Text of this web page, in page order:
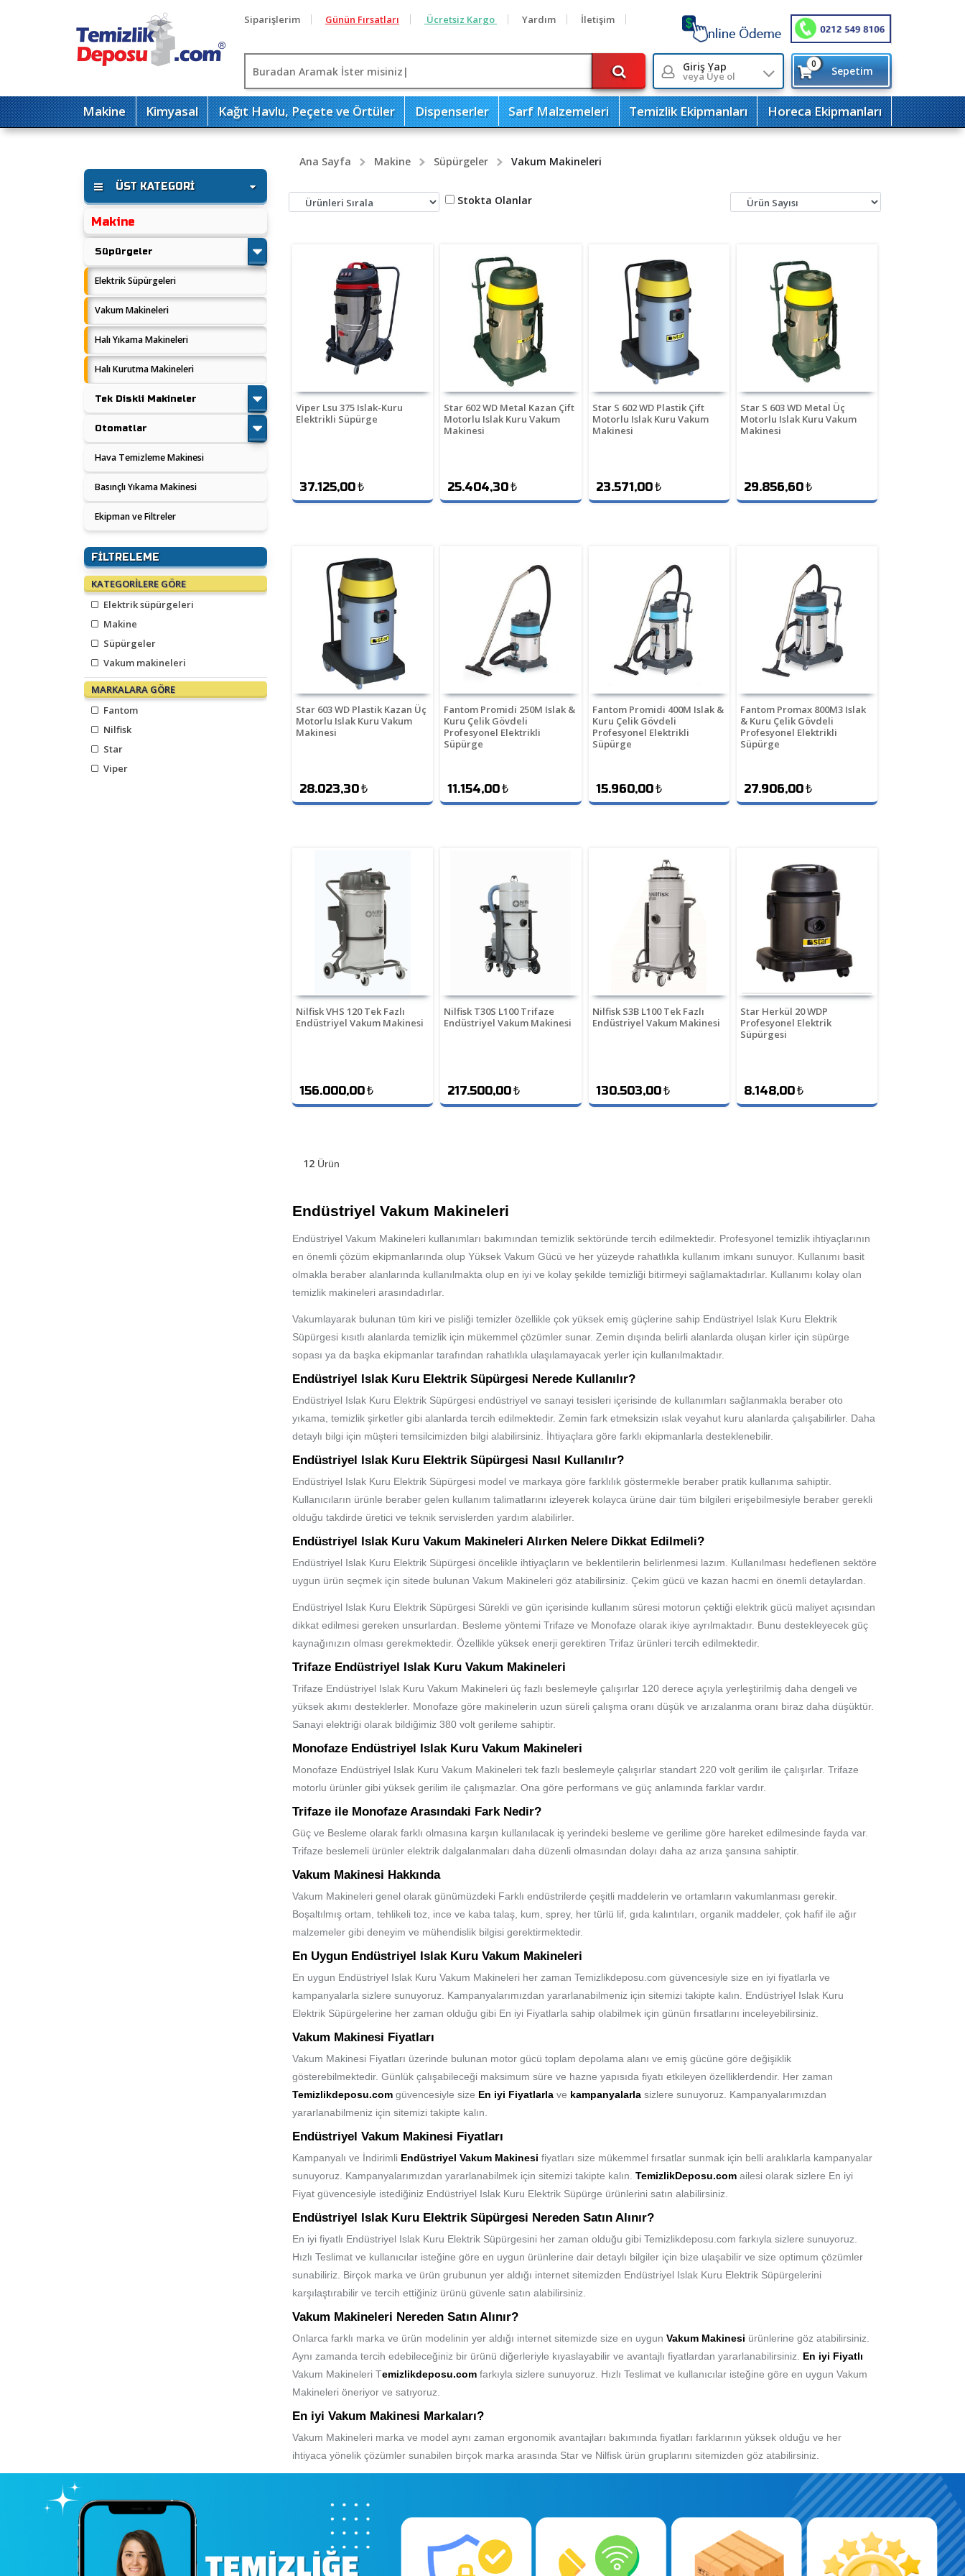
Siparişlerim Günün Fırsatları Ücretsiz Kargo Yardım İletişim
Giriş Yap
veya Üye ol Sepetim
0
Makine Kimyasal Kağıt Havlu, Peçete ve Örtüler Dispenserler Sarf Malzemeleri Temizlik Ekipmanları Horeca Ekipmanları
ÜST KATEGORI
Makine
Süpürgeler
Elektrik Süpürgeleri
Vakum Makineleri
Halı Yıkama Makineleri
Halı Kurutma Makineleri
Tek Diskli Makineler
Otomatlar
Hava Temizleme Makinesi
Basınçlı Yıkama Makinesi
Ekipman ve Filtreler
FILTRELEME
KATEGORILERE GÖRE
Elektrik süpürgeleri
Makine
Süpürgeler
Vakum makineleri
MARKALARA GÖRE
Fantom
Nilfisk
Star
Viper
Ana Sayfa Makine Süpürgeler Vakum Makineleri
Stokta Olanlar
Viper Lsu 375 Islak-Kuru
Elektrikli Süpürge
37.125,00₺
Star 602 WD Metal Kazan Çift
Motorlu Islak Kuru Vakum
Makinesi
25.404,30₺
Star S 602 WD Plastik Çift
Motorlu Islak Kuru Vakum
Makinesi
23.571,00₺
Star S 603 WD Metal Üç
Motorlu Islak Kuru Vakum
Makinesi
29.856,60₺
Star 603 WD Plastik Kazan Üç
Motorlu Islak Kuru Vakum
Makinesi
28.023,30₺
Fantom Promidi 250M Islak &
Kuru Çelik Gövdeli
Profesyonel Elektrikli
Süpürge
11.154,00₺
Fantom Promidi 400M Islak &
Kuru Çelik Gövdeli
Profesyonel Elektrikli
Süpürge
15.960,00₺
Fantom Promax 800M3 Islak
& Kuru Çelik Gövdeli
Profesyonel Elektrikli
Süpürge
27.906,00₺
Nilfisk VHS 120 Tek Fazlı
Endüstriyel Vakum Makinesi
156.000,00₺
Nilfisk T30S L100 Trifaze
Endüstriyel Vakum Makinesi
217.500,00₺
Nilfisk S3B L100 Tek Fazlı
Endüstriyel Vakum Makinesi
130.503,00₺
Star Herkül 20 WDP
Profesyonel Elektrik
Süpürgesi
8.148,00₺
12 Ürün
Endüstriyel Vakum Makineleri
Endüstriyel Vakum Makineleri kullanımları bakımından temizlik sektöründe tercih edilmektedir. Profesyonel temizlik ihtiyaçlarının
en önemli çözüm ekipmanlarında olup Yüksek Vakum Gücü ve her yüzeyde rahatlıkla kullanım imkanı sunuyor. Kullanımı basit
olmakla beraber alanlarında kullanılmakta olup en iyi ve kolay şekilde temizliği bitirmeyi sağlamaktadırlar. Kullanımı kolay olan
temizlik makineleri arasındadırlar.
Vakumlayarak bulunan tüm kiri ve pisliği temizler özellikle çok yüksek emiş güçlerine sahip Endüstriyel Islak Kuru Elektrik
Süpürgesi kısıtlı alanlarda temizlik için mükemmel çözümler sunar. Zemin dışında belirli alanlarda oluşan kirler için süpürge
sopası ya da başka ekipmanlar tarafından rahatlıkla ulaşılamayacak yerler için kullanılmaktadır.
Endüstriyel Islak Kuru Elektrik Süpürgesi Nerede Kullanılır?
Endüstriyel Islak Kuru Elektrik Süpürgesi endüstriyel ve sanayi tesisleri içerisinde de kullanımları sağlanmakla beraber oto
yıkama, temizlik şirketler gibi alanlarda tercih edilmektedir. Zemin fark etmeksizin ıslak veyahut kuru alanlarda çalışabilirler. Daha
detaylı bilgi için müşteri temsilcimizden bilgi alabilirsiniz. İhtiyaçlara göre farklı ekipmanlarla desteklenebilir.
Endüstriyel Islak Kuru Elektrik Süpürgesi Nasıl Kullanılır?
Endüstriyel Islak Kuru Elektrik Süpürgesi model ve markaya göre farklılık göstermekle beraber pratik kullanıma sahiptir.
Kullanıcıların ürünle beraber gelen kullanım talimatlarını izleyerek kolayca ürüne dair tüm bilgileri erişebilmesiyle beraber gerekli
olduğu takdirde üretici ve teknik servislerden yardım alabilirler.
Endüstriyel Islak Kuru Vakum Makineleri Alırken Nelere Dikkat Edilmeli?
Endüstriyel Islak Kuru Elektrik Süpürgesi öncelikle ihtiyaçların ve beklentilerin belirlenmesi lazım. Kullanılması hedeflenen sektöre
uygun ürün seçmek için sitede bulunan Vakum Makineleri göz atabilirsiniz. Çekim gücü ve kazan hacmi en önemli detaylardan.
Endüstriyel Islak Kuru Elektrik Süpürgesi Sürekli ve gün içerisinde kullanım süresi motorun çektiği elektrik gücü maliyet açısından
dikkat edilmesi gereken unsurlardan. Besleme yöntemi Trifaze ve Monofaze olarak ikiye ayrılmaktadır. Bunu destekleyecek güç
kaynağınızın olması gerekmektedir. Özellikle yüksek enerji gerektiren Trifaz ürünleri tercih edilmektedir.
Trifaze Endüstriyel Islak Kuru Vakum Makineleri
Trifaze Endüstriyel Islak Kuru Vakum Makineleri üç fazlı beslemeyle çalışırlar 120 derece açıyla yerleştirilmiş daha dengeli ve
yüksek akımı desteklerler. Monofaze göre makinelerin uzun süreli çalışma oranı düşük ve arızalanma oranı biraz daha düşüktür.
Sanayi elektriği olarak bildiğimiz 380 volt gerileme sahiptir.
Monofaze Endüstriyel Islak Kuru Vakum Makineleri
Monofaze Endüstriyel Islak Kuru Vakum Makineleri tek fazlı beslemeyle çalışırlar standart 220 volt gerilim ile çalışırlar. Trifaze
motorlu ürünler gibi yüksek gerilim ile çalışmazlar. Ona göre performans ve güç anlamında farklar vardır.
Trifaze ile Monofaze Arasındaki Fark Nedir?
Güç ve Besleme olarak farklı olmasına karşın kullanılacak iş yerindeki besleme ve gerilime göre hareket edilmesinde fayda var.
Trifaze beslemeli ürünler elektrik dalgalanmaları daha düzenli olmasından dolayı daha az arıza şansına sahiptir.
Vakum Makinesi Hakkında
Vakum Makineleri genel olarak günümüzdeki Farklı endüstrilerde çeşitli maddelerin ve ortamların vakumlanması gerekir.
Boşaltılmış ortam, tehlikeli toz, ince ve kaba talaş, kum, sprey, her türlü lif, gıda kalıntıları, organik maddeler, çok hafif ile ağır
malzemeler gibi deneyim ve mühendislik bilgisi gerektirmektedir.
En Uygun Endüstriyel Islak Kuru Vakum Makineleri
En uygun Endüstriyel Islak Kuru Vakum Makineleri her zaman Temizlikdeposu.com güvencesiyle size en iyi fiyatlarla ve
kampanyalarla sizlere sunuyoruz. Kampanyalarımızdan yararlanabilmeniz için sitemizi takipte kalın. Endüstriyel Islak Kuru
Elektrik Süpürgelerine her zaman olduğu gibi En iyi Fiyatlarla sahip olabilmek için günün fırsatlarını inceleyebilirsiniz.
Vakum Makinesi Fiyatları
Vakum Makinesi Fiyatları üzerinde bulunan motor gücü toplam depolama alanı ve emiş gücüne göre değişiklik
gösterebilmektedir. Günlük çalışabileceği maksimum süre ve hazne yapısıda fiyatı etkileyen özelliklerdendir. Her zaman
Temizlikdeposu.com güvencesiyle size En iyi Fiyatlarla ve kampanyalarla sizlere sunuyoruz. Kampanyalarımızdan
yararlanabilmeniz için sitemizi takipte kalın.
Endüstriyel Vakum Makinesi Fiyatları
Kampanyalı ve İndirimli Endüstriyel Vakum Makinesi fiyatları size mükemmel fırsatlar sunmak için belli aralıklarla kampanyalar
sunuyoruz. Kampanyalarımızdan yararlanabilmek için sitemizi takipte kalın. TemizlikDeposu.com ailesi olarak sizlere En iyi
Fiyat güvencesiyle istediğiniz Endüstriyel Islak Kuru Elektrik Süpürge ürünlerini satın alabilirsiniz.
Endüstriyel Islak Kuru Elektrik Süpürgesi Nereden Satın Alınır?
En iyi fiyatlı Endüstriyel Islak Kuru Elektrik Süpürgesini her zaman olduğu gibi Temizlikdeposu.com farkıyla sizlere sunuyoruz.
Hızlı Teslimat ve kullanıcılar isteğine göre en uygun ürünlerine dair detaylı bilgiler için bize ulaşabilir ve size optimum çözümler
sunabiliriz. Birçok marka ve ürün grubunun yer aldığı internet sitemizden Endüstriyel Islak Kuru Elektrik Süpürgelerini
karşılaştırabilir ve tercih ettiğiniz ürünü güvenle satın alabilirsiniz.
Vakum Makineleri Nereden Satın Alınır?
Onlarca farklı marka ve ürün modelinin yer aldığı internet sitemizde size en uygun Vakum Makinesi ürünlerine göz atabilirsiniz.
Aynı zamanda tercih edebileceğiniz bir ürünü diğerleriyle kıyaslayabilir ve avantajlı fiyatlardan yararlanabilirsiniz. En iyi Fiyatlı
Vakum Makineleri Temizlikdeposu.com farkıyla sizlere sunuyoruz. Hızlı Teslimat ve kullanıcılar isteğine göre en uygun Vakum
Makineleri öneriyor ve satıyoruz.
En iyi Vakum Makinesi Markaları?
Vakum Makineleri marka ve model aynı zaman ergonomik avantajları bakımında fiyatları farklarının yüksek olduğu ve her
ihtiyaca yönelik çözümler sunabilen birçok marka arasında Star ve Nilfisk ürün gruplarını sitemizden göz atabilirsiniz.